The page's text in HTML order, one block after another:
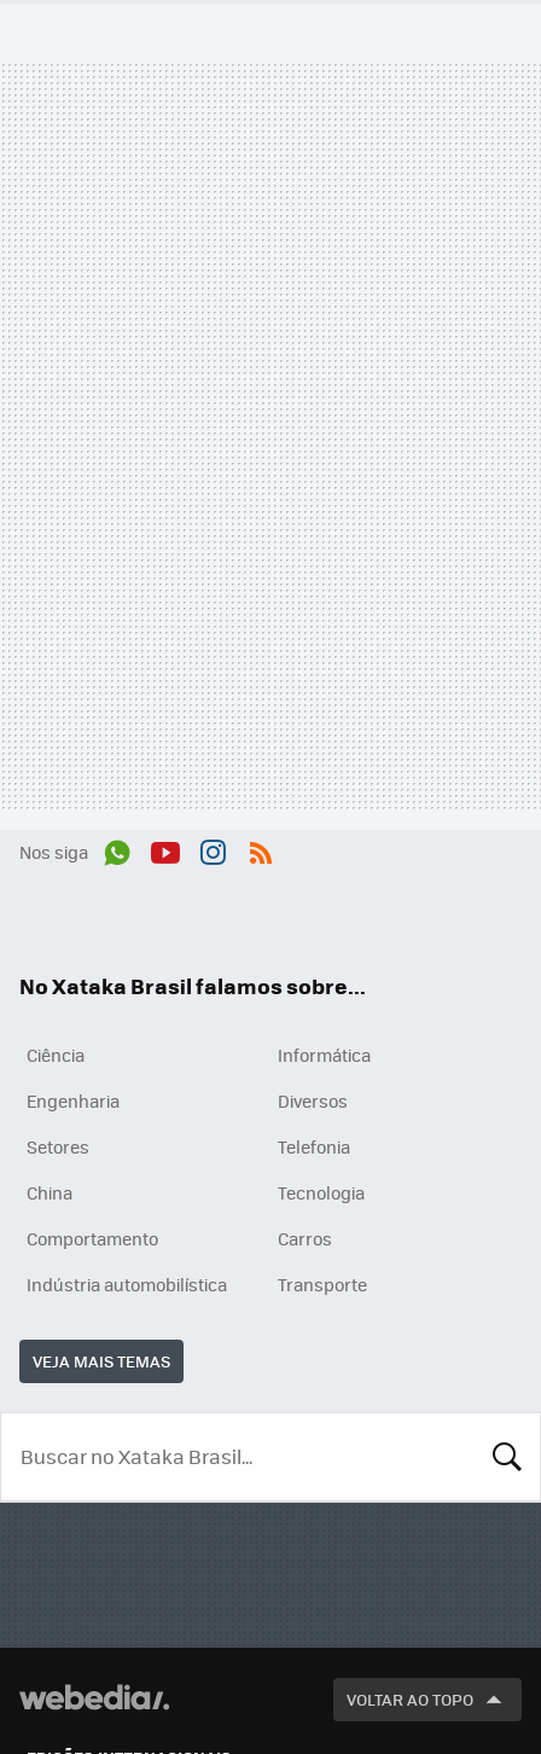
Nos siga
No Xataka Brasil falamos sobre...
Ciência
Informática
Engenharia
Diversos
Setores
Telefonia
China
Tecnologia
Comportamento
Carros
Indústria automobilística
Transporte
VEJA MAIS TEMAS
VOLTAR AO TOPO